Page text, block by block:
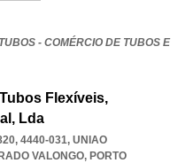
- COMÉRCIO DE TUBOS E
Flexíveis,
Lda
4440-031, UNIAO
VALONGO, PORTO